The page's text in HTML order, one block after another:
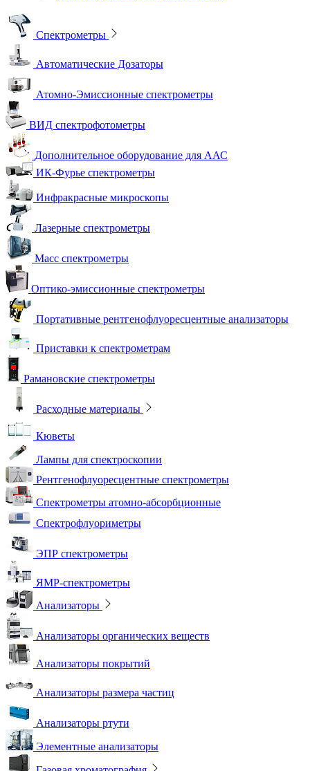
Спектрометры
Автоматические Дозаторы
Атомно-Эмиссионные спектрометры
ВИД спектрофотометры
Дополнительное оборудование для ААС
ИК-Фурье спектрометры
Инфракрасные микроскопы
Лазерные спектрометры
Масс спектрометры
Оптико-эмиссионные спектрометры
Портативные рентгенофлуоресцентные анализаторы
Приставки к спектрометрам
Рамановские спектрометры
Расходные материалы
Кюветы
Лампы для спектроскопии
Рентгенофлуоресцентные спектрометры
Спектрометры атомно-абсорбционные
Спектрофлуориметры
ЭПР спектрометры
ЯМР-спектрометры
Анализаторы
Анализаторы органических веществ
Анализаторы покрытий
Анализаторы размера частиц
Анализаторы ртути
Элементные анализаторы